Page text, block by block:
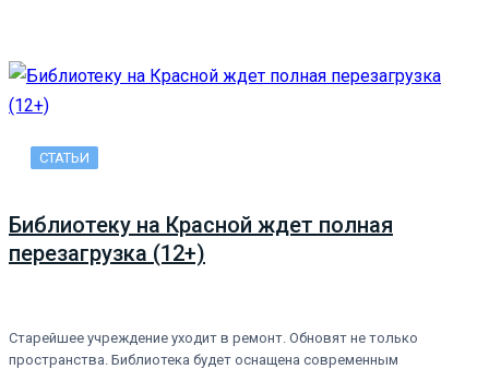
СТАТЬИ
Библиотеку на Красной ждет полная
перезагрузка (12+)
Старейшее учреждение уходит в ремонт. Обновят не только
пространства. Библиотека будет оснащена современным